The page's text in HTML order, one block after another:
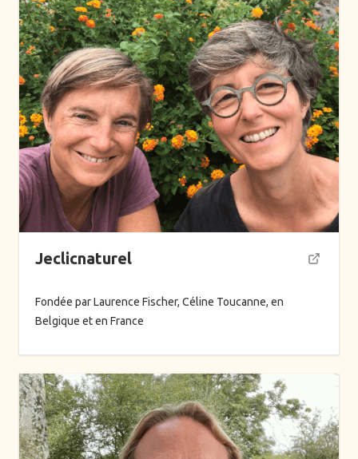
Jeclicnaturel
Fondée par Laurence Fischer, Céline Toucanne, en
Belgique et en France